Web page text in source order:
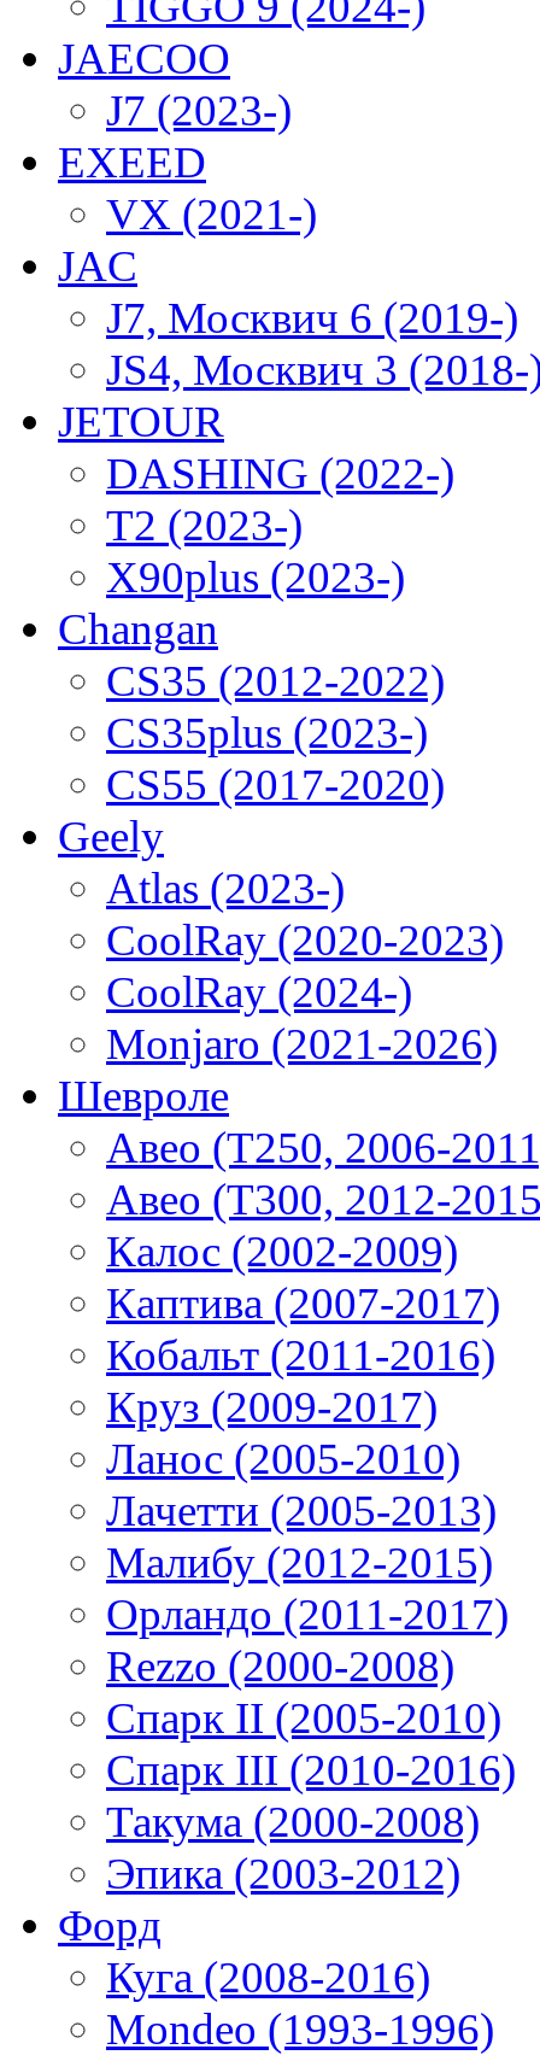
JAECOO
J7 (2023-)
EXEED
VX (2021-)
JAC
J7, Москвич 6 (2019-)
JS4, Москвич 3 (2018-
JETOUR
DASHING (2022-)
T2 (2023-)
X90plus (2023-)
Changan
CS35 (2012-2022)
CS35plus (2023-)
CS55 (2017-2020)
Geely
Atlas (2023-)
CoolRay (2020-2023)
CoolRay (2024-)
Monjaro (2021-2026)
Шевроле
Авео (T250, 2006-
Авео (T300, 2012-
Калос (2002-2009)
Каптива (2007-2017)
Кобальт (2011-2016)
Круз (2009-2017)
Ланос (2005-2010)
Лачетти (2005-2013)
Малибу (2012-2015)
Орландо (2011-2017)
Rezzo (2000-2008)
Спарк II (2005-2010)
Спарк III (2010-2016)
Такума (2000-2008)
Эпика (2003-2012)
Форд
Куга (2008-2016)
Mondeo (1993-1996)